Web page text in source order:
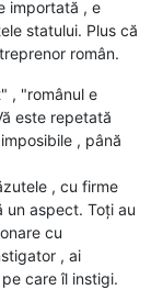
importată , e
statului. Plus că
român.
, "românul e
este repetată
, până
, cu firme
un aspect. Toți au
cu
, ai
care îl instigi.